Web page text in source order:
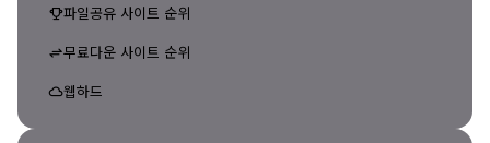
파일공유 사이트 순위
무료다운 사이트 순위
웹하드